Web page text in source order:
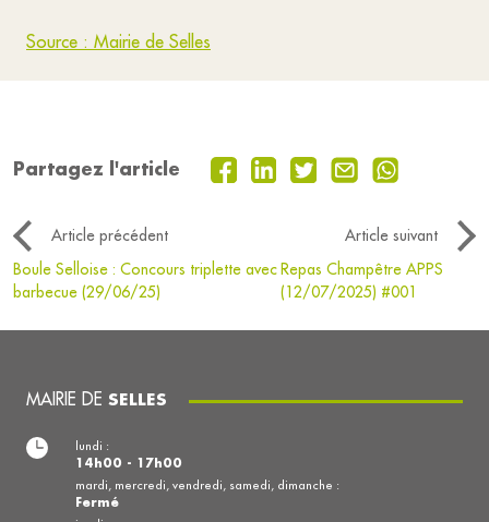
Source : Mairie de Selles
Partagez l'article
Article précédent
Article suivant
Boule Selloise : Concours triplette avec
barbecue (29/06/25)
Repas Champêtre APPS
(12/07/2025) #001
MAIRIE DE SELLES
lundi :
14h00 - 17h00
mardi, mercredi, vendredi, samedi, dimanche :
Fermé